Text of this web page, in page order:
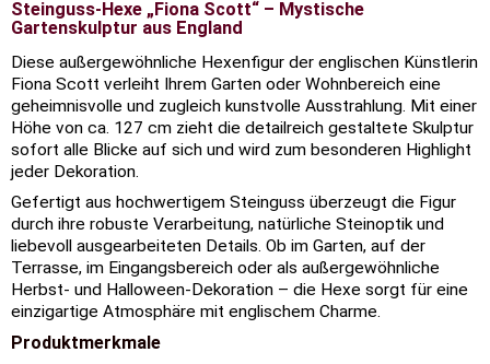
Steinguss-Hexe „Fiona Scott“ – Mystische
Gartenskulptur aus England
Diese außergewöhnliche Hexenfigur der englischen Künstlerin
Fiona Scott verleiht Ihrem Garten oder Wohnbereich eine
geheimnisvolle und zugleich kunstvolle Ausstrahlung. Mit einer
Höhe von ca. 127 cm zieht die detailreich gestaltete Skulptur
sofort alle Blicke auf sich und wird zum besonderen Highlight
jeder Dekoration.
Gefertigt aus hochwertigem Steinguss überzeugt die Figur
durch ihre robuste Verarbeitung, natürliche Steinoptik und
liebevoll ausgearbeiteten Details. Ob im Garten, auf der
Terrasse, im Eingangsbereich oder als außergewöhnliche
Herbst- und Halloween-Dekoration – die Hexe sorgt für eine
einzigartige Atmosphäre mit englischem Charme.
Produktmerkmale